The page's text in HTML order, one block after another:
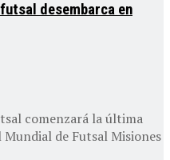
desembarca en
comenzará la última
de Futsal Misiones